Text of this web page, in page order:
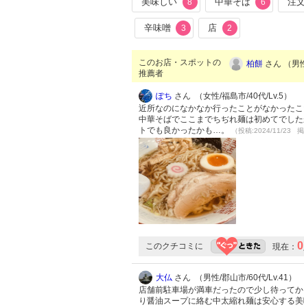
8 6
辛味噌 3 店 2
このお店・スポットの
推薦者
柏餅 さん （男
ぽち さん （女性/福島市/40代/Lv.5）
近所なのになかなか行ったことがなかった
中華そばでここまでちぢれ麺は初めてでし
トでも良かったかも…。
（投稿:2024/11/23
このクチコミに 現在： 0
大仏 さん （男性/郡山市/60代/Lv.41）
店舗前駐車場が満車だったので少し待って
り醤油スープに絡む中太縮れ麺は安心する